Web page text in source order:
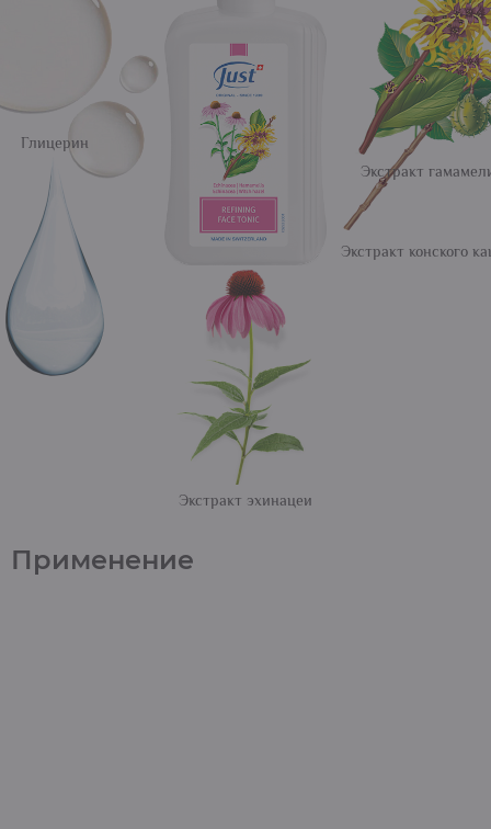
Глицерин
Экстракт эхинацеи
Экстракт конского
Экстракт
Применение